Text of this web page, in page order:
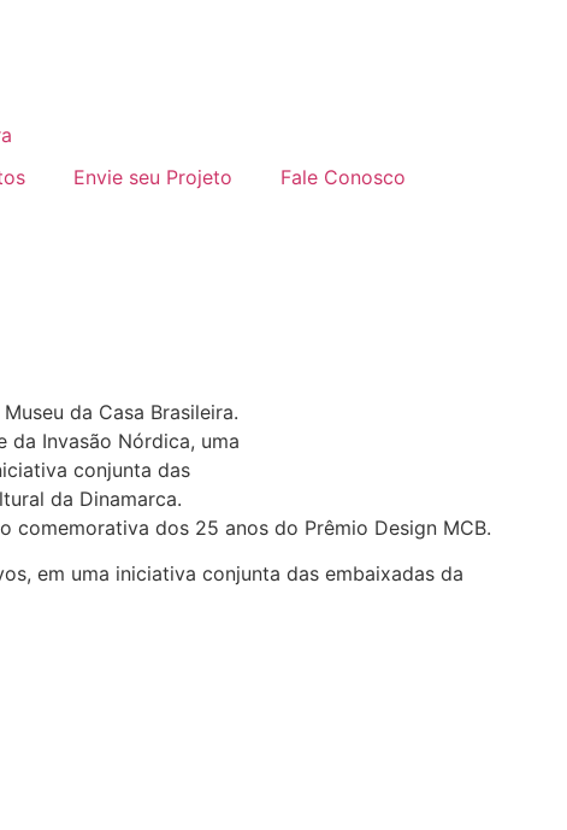
Envie seu Projeto Fale Conosco
comemorativa dos 25 anos do Prêmio Design MCB.
em uma iniciativa conjunta das embaixadas da